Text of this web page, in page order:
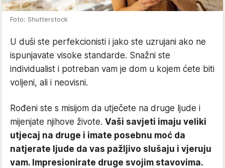
Foto: Shutterstock
U duši ste perfekcionisti i jako ste uzrujani ako ne
ispunjavate visoke standarde. Snažni ste
individualist i potreban vam je dom u kojem ćete biti
voljeni, ali i neovisni.
Rođeni ste s misijom da utječete na druge ljude i
mijenjate njihove živote. Vaši savjeti imaju veliki
utjecaj na druge i imate posebnu moć da
natjerate ljude da vas pažljivo slušaju i vjeruju
vam. Impresionirate druge svojim stavovima.